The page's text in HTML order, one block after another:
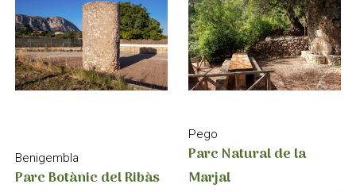
Benigembla
Parc Botànic del Ribàs
Pego
Parc Natural de la
Marjal